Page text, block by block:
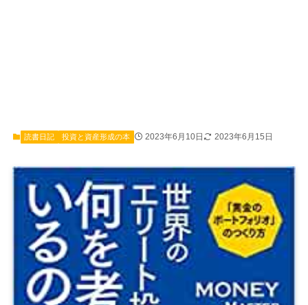
読書日記 投資と資産形成の本 2023年6月10日 2023年6月15日